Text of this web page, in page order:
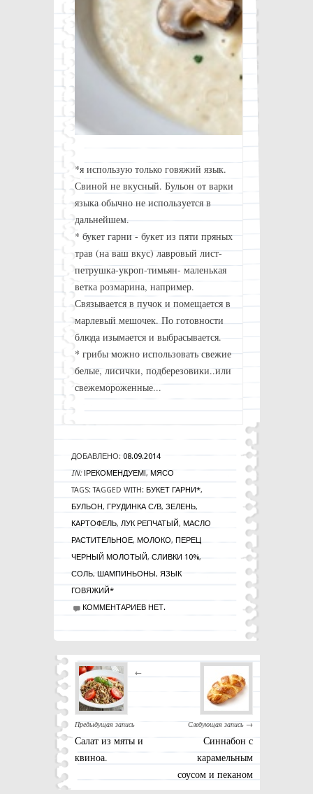
*я использую только говяжий язык.
Свиной не вкусный. Бульон от варки
языка обычно не используется в
дальнейшем.
* букет гарни - букет из пяти пряных
трав (на ваш вкус) лавровый лист-
петрушка-укроп-тимьян- маленькая
ветка розмарина, например.
Связывается в пучок и помещается в
марлевый мешочек. По готовности
блюда изымается и выбрасывается.
* грибы можно использовать свежие
белые, лисички, подберезовики..или
свежемороженные...
ДОБАВЛЕНО: 08.09.2014
IN: !РЕКОМЕНДУЕМ!, МЯСО
TAGS: TAGGED WITH: БУКЕТ ГАРНИ*,
БУЛЬОН, ГРУДИНКА С/В, ЗЕЛЕНЬ,
КАРТОФЕЛЬ, ЛУК РЕПЧАТЫЙ, МАСЛО
РАСТИТЕЛЬНОЕ, МОЛОКО, ПЕРЕЦ
ЧЕРНЫЙ МОЛОТЫЙ, СЛИВКИ 10%,
СОЛЬ, ШАМПИНЬОНЫ , ЯЗЫК
ГОВЯЖИЙ*
КОММЕНТАРИЕВ НЕТ.
←
Предыдущая запись
Салат из мяты и
квиноа.
Следующая запись →
Синнабон с
карамельным
соусом и пеканом